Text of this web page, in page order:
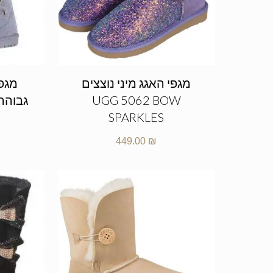
מגפי האגג מיני נוצצים
UGG 5062 BOW
SPARKLES
449.00 ₪